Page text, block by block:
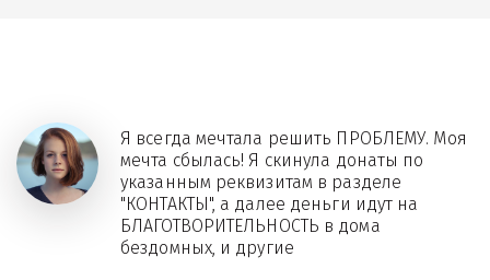
Я всегда мечтала решить ПРОБЛЕМУ. Моя
мечта сбылась! Я скинула донаты по
указанным реквизитам в разделе
"КОНТАКТЫ", а далее деньги идут на
БЛАГОТВОРИТЕЛЬНОСТЬ в дома
бездомных, и другие